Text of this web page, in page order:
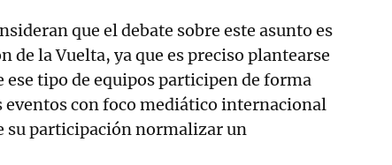
que el debate sobre este asunto es
de la Vuelta, ya que es preciso plantearse
ese tipo de equipos participen de forma
eventos con foco mediático internacional
su participación normalizar un